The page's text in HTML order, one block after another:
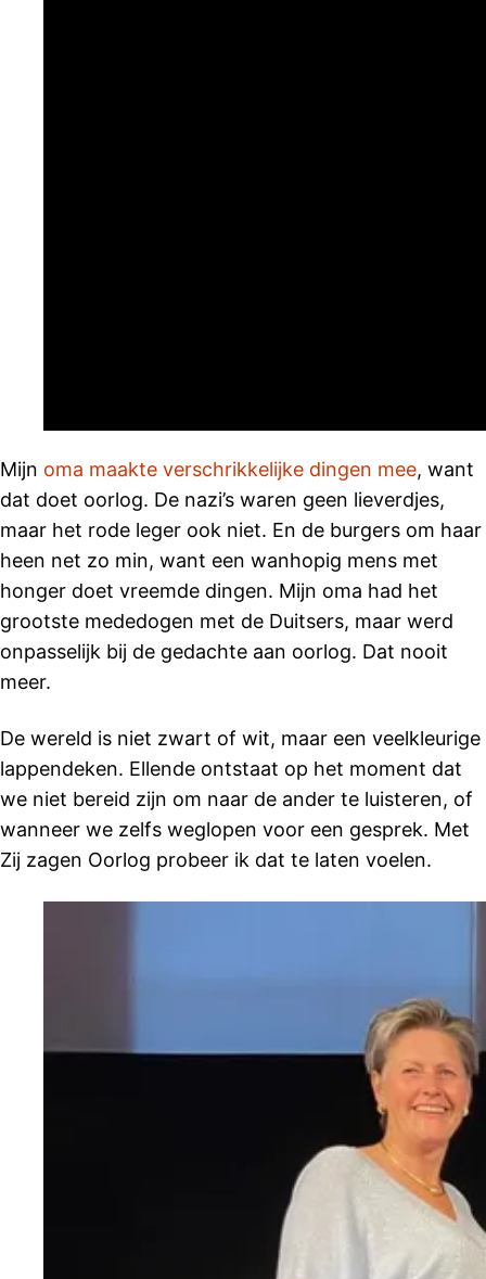
Mijn oma maakte verschrikkelijke dingen mee, want
dat doet oorlog. De nazi’s waren geen lieverdjes,
maar het rode leger ook niet. En de burgers om haar
heen net zo min, want een wanhopig mens met
honger doet vreemde dingen. Mijn oma had het
grootste mededogen met de Duitsers, maar werd
onpasselijk bij de gedachte aan oorlog. Dat nooit
meer.
De wereld is niet zwart of wit, maar een veelkleurige
lappendeken. Ellende ontstaat op het moment dat
we niet bereid zijn om naar de ander te luisteren, of
wanneer we zelfs weglopen voor een gesprek. Met
Zij zagen Oorlog probeer ik dat te laten voelen.